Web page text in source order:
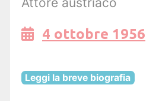
4 ottobre 1956
Leggi la breve biografia